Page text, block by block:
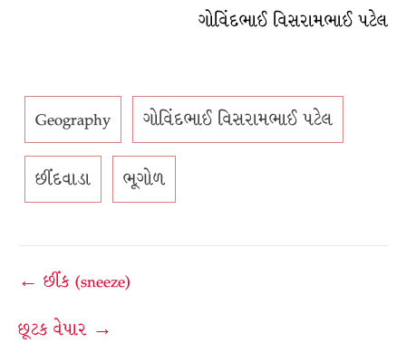
ગોવિંદભાઈ વિસરામભાઈ પટેલ
Geography ગોવિંદભાઈ વિસરામભાઈ પટેલ
છીંદવાડા ભૂગોળ
Post
navigation
← છીંક (sneeze)
છૂટક વેપાર →